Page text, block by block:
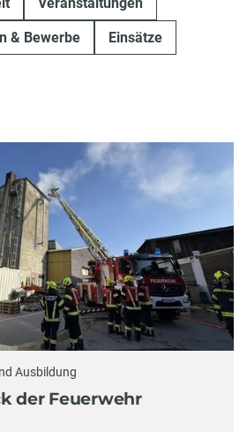
& Bewerbe Einsätze
Ausbildung
der Feuerwehr